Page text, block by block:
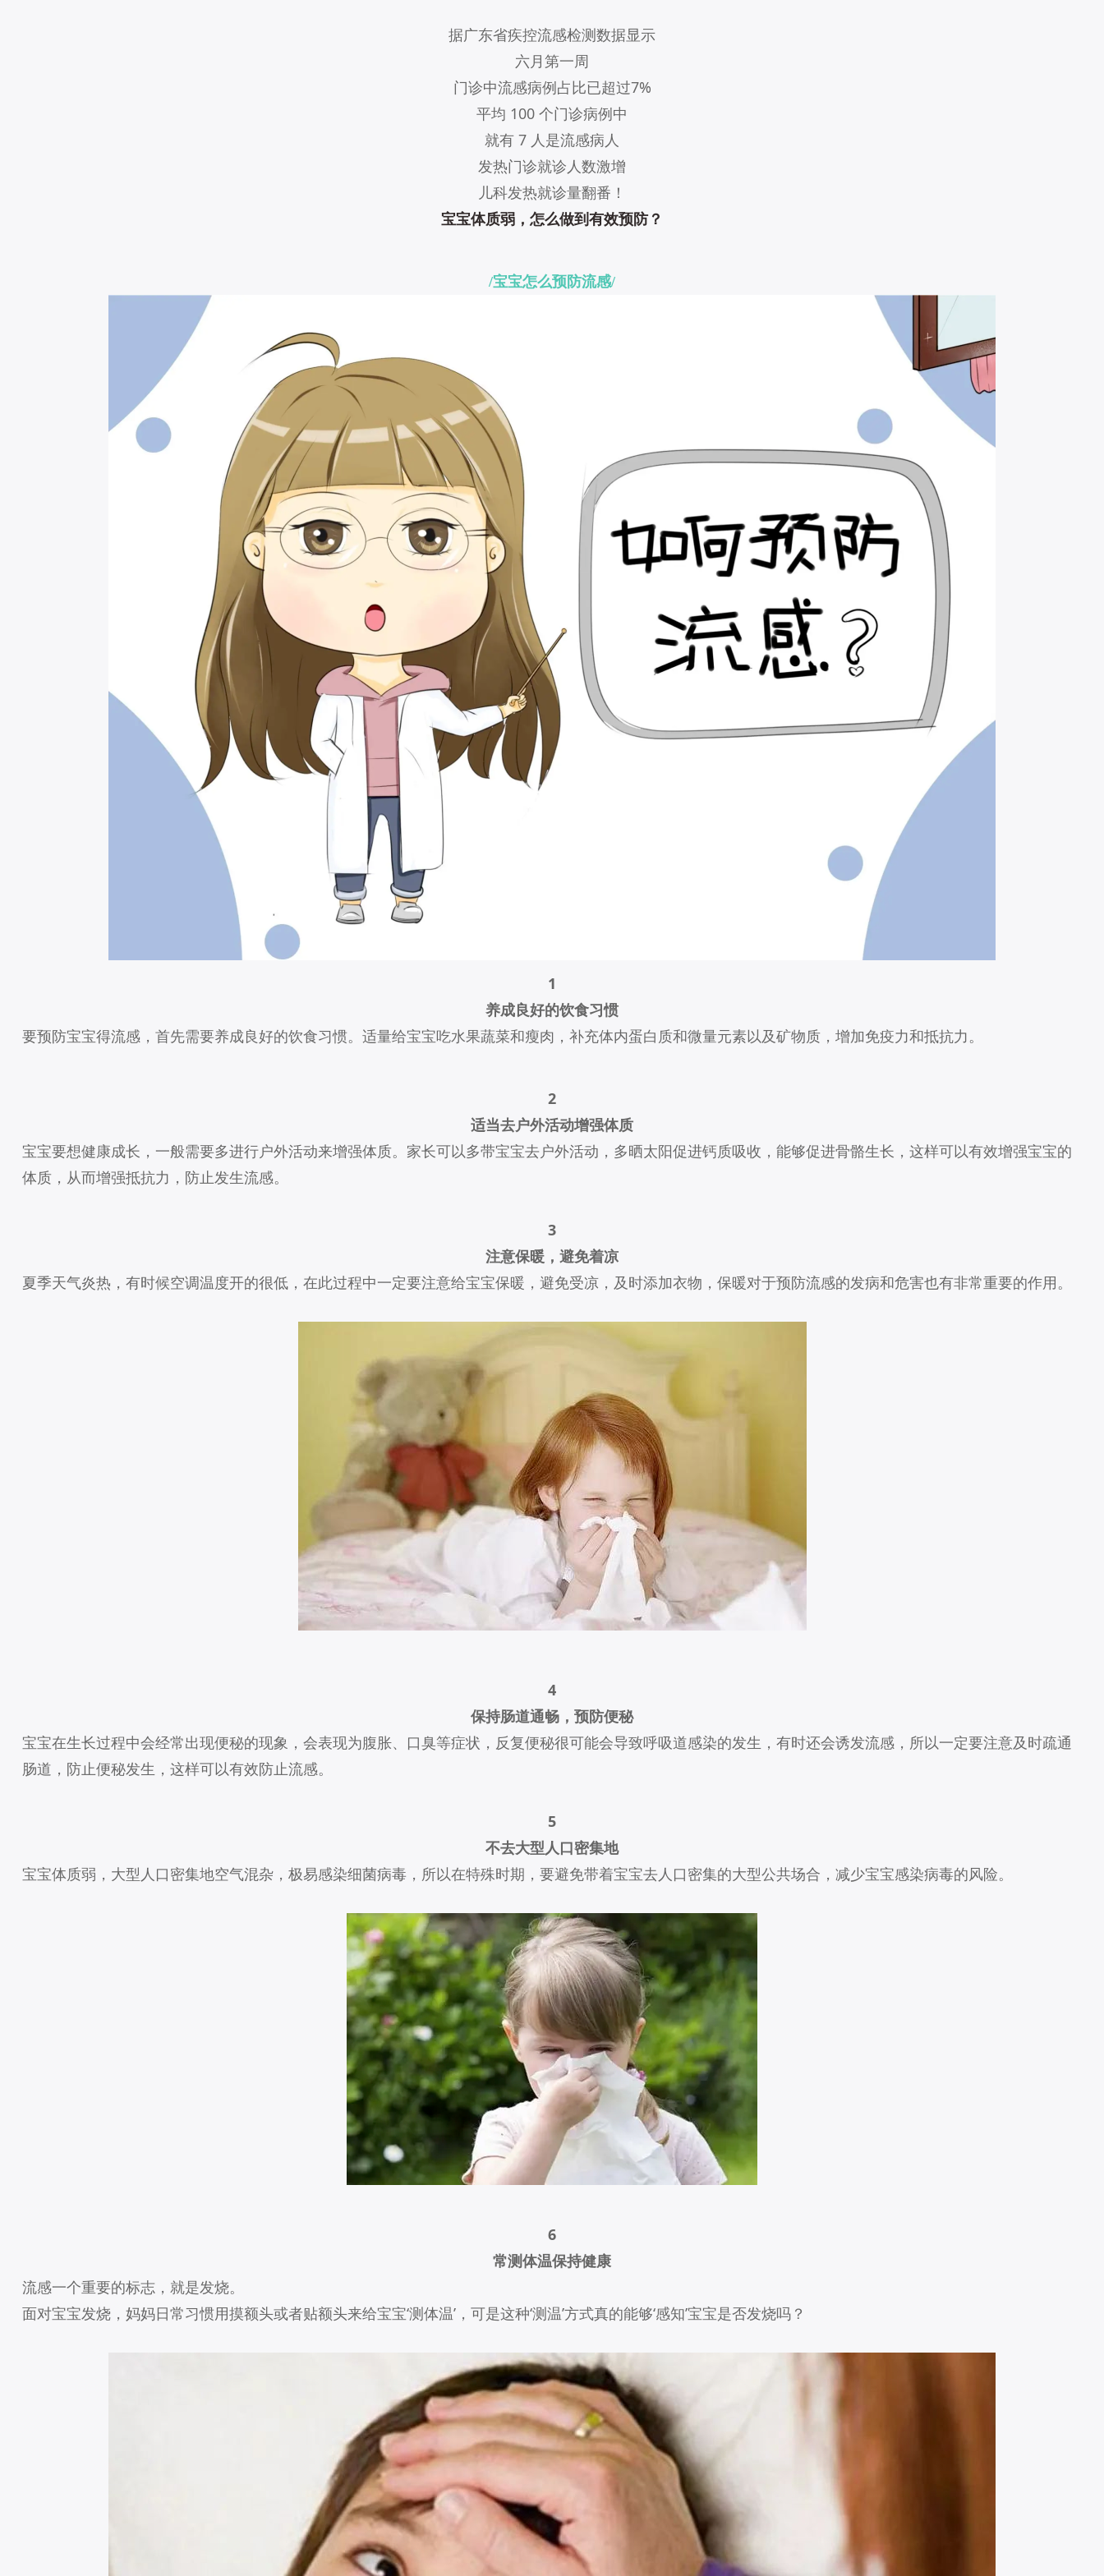
据广东省疾控流感检测数据显示
六月第一周
门诊中流感病例占比已超过7%
平均 100 个门诊病例中
就有 7 人是流感病人
发热门诊就诊人数激增
儿科发热就诊量翻番！
宝宝体质弱，怎么做到有效预防？
/宝宝怎么预防流感/
1
养成良好的饮食习惯
要预防宝宝得流感，首先需要养成良好的饮食习惯。适量给宝宝吃水果蔬菜和瘦肉，补充体内蛋白质和微量元素以及矿物质，增加免疫力和抵抗力。
2
适当去户外活动增强体质
宝宝要想健康成长，一般需要多进行户外活动来增强体质。家长可以多带宝宝去户外活动，多晒太阳促进钙质吸收，能够促进骨骼生长，这样可以有效增强宝宝的
体质，从而增强抵抗力，防止发生流感。
3
注意保暖，避免着凉
夏季天气炎热，有时候空调温度开的很低，在此过程中一定要注意给宝宝保暖，避免受凉，及时添加衣物，保暖对于预防流感的发病和危害也有非常重要的作用。
4
保持肠道通畅，预防便秘
宝宝在生长过程中会经常出现便秘的现象，会表现为腹胀、口臭等症状，反复便秘很可能会导致呼吸道感染的发生，有时还会诱发流感，所以一定要注意及时疏通
肠道，防止便秘发生，这样可以有效防止流感。
5
不去大型人口密集地
宝宝体质弱，大型人口密集地空气混杂，极易感染细菌病毒，所以在特殊时期，要避免带着宝宝去人口密集的大型公共场合，减少宝宝感染病毒的风险。
6
常测体温保持健康
流感一个重要的标志，就是发烧。
面对宝宝发烧，妈妈日常习惯用摸额头或者贴额头来给宝宝‘测体温’，可是这种‘测温’方式真的能够‘感知’宝宝是否发烧吗？